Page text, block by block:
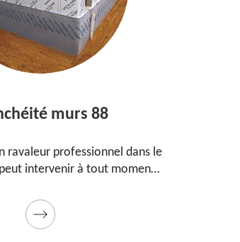
murs 88
ravaleur professionnel dans le
intervenir à tout moment
cher pour ce faire